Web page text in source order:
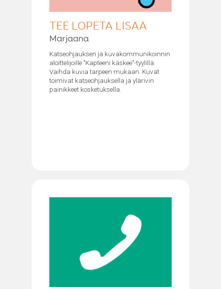
TEE LOPETA LISÄÄ
Marjaana
Katseohjauksen ja kuvakommunikoinnin
aloittelijoille "Kapteeni käskee"-tyylillä.
Vaihda kuvia tarpeen mukaan. Kuvat
toimivat katseohjauksella ja ylärivin
painikkeet kosketuksella.